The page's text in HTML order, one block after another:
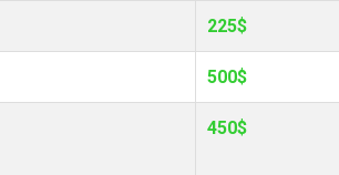
225$
500$
450$